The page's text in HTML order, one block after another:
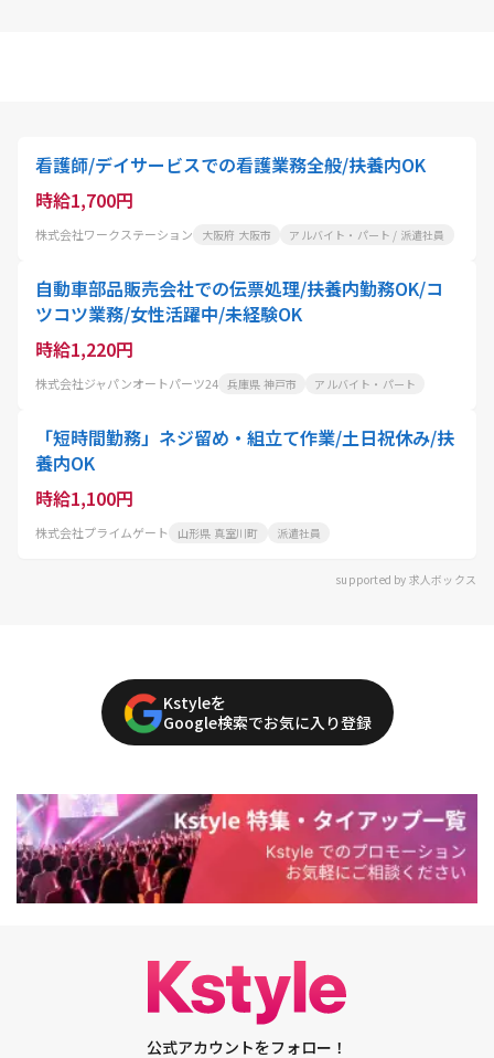
看護師/デイサービスでの看護業務全般/扶養内OK
時給1,700円
株式会社ワークステーション 大阪府 大阪市 アルバイト・パート / 派遣社員
自動車部品販売会社での伝票処理/扶養内勤務OK/コ
ツコツ業務/女性活躍中/未経験OK
時給1,220円
株式会社ジャパンオートパーツ24 兵庫県 神戸市 アルバイト・パート
「短時間勤務」ネジ留め・組立て作業/土日祝休み/扶
養内OK
時給1,100円
株式会社プライムゲート 山形県 真室川町 派遣社員
supported by 求人ボックス
Kstyleを
Google検索でお気に入り登録
公式アカウントをフォロー！